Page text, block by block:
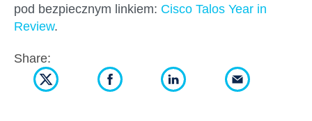
pod bezpiecznym linkiem: Cisco Talos Year in
Review.
Share: